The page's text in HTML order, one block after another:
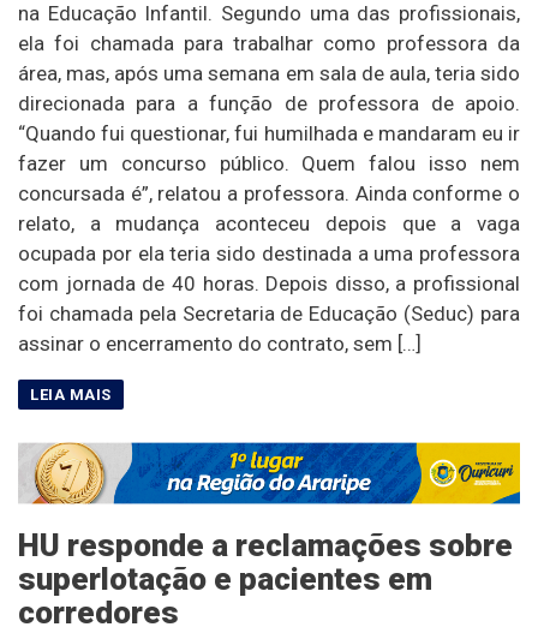
na Educação Infantil. Segundo uma das profissionais,
ela foi chamada para trabalhar como professora da
área, mas, após uma semana em sala de aula, teria sido
direcionada para a função de professora de apoio.
“Quando fui questionar, fui humilhada e mandaram eu ir
fazer um concurso público. Quem falou isso nem
concursada é”, relatou a professora. Ainda conforme o
relato, a mudança aconteceu depois que a vaga
ocupada por ela teria sido destinada a uma professora
com jornada de 40 horas. Depois disso, a profissional
foi chamada pela Secretaria de Educação (Seduc) para
assinar o encerramento do contrato, sem […]
HU responde a reclamações sobre
superlotação e pacientes em
corredores